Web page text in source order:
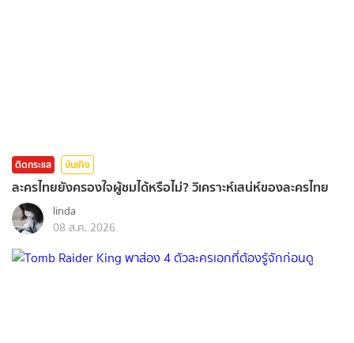
ติดกระแส บันเทิง
ละครไทยยังครองใจผู้ชมได้หรือไม่? วิเคราะห์เสน่ห์ของละครไทย
linda
08 ส.ค. 2026